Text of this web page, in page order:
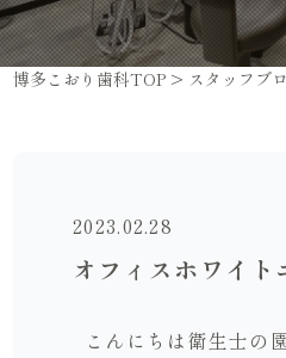
博多こおり歯科TOP > スタッフブ
2023.02.28
オフィスホワイト
こんにちは衛生士の